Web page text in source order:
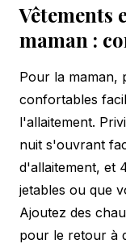
Vêtements
maman :
Pour la maman,
confortables
l'allaitement.
nuit s'ouvrant
d'allaitement, et
jetables ou que
Ajoutez des
pour le retour à